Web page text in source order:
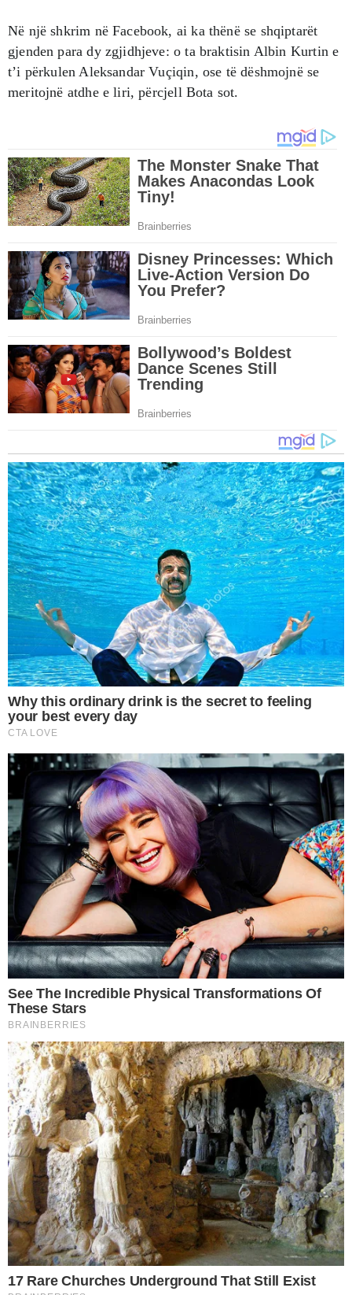
Në një shkrim në Facebook, ai ka thënë se shqiptarët
gjenden para dy zgjidhjeve: o ta braktisin Albin Kurtin e
t’i përkulen Aleksandar Vuçiqin, ose të dëshmojnë se
meritojnë atdhe e liri, përcjell Bota sot.